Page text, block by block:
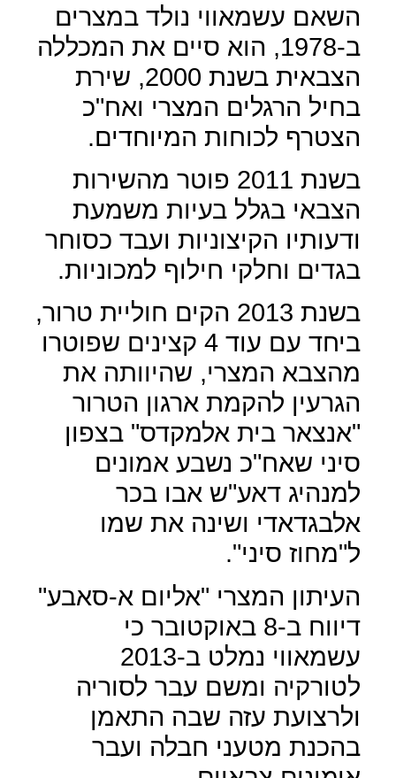
השאם עשמאווי נולד במצרים
ב-1978, הוא סיים את המכללה
הצבאית בשנת 2000, שירת
בחיל הרגלים המצרי ואח"כ
הצטרף לכוחות המיוחדים.
בשנת 2011 פוטר מהשירות
הצבאי בגלל בעיות משמעת
ודעותיו הקיצוניות ועבד כסוחר
בגדים וחלקי חילוף למכוניות.
בשנת 2013 הקים חוליית טרור,
ביחד עם עוד 4 קצינים שפוטרו
מהצבא המצרי, שהיוותה את
הגרעין להקמת ארגון הטרור
"אנצאר בית אלמקדס" בצפון
סיני שאח"כ נשבע אמונים
למנהיג דאע"ש אבו בכר
אלבגדאדי ושינה את שמו
ל"מחוז סיני".
העיתון המצרי "אליום א-סאבע"
דיווח ב-8 באוקטובר כי
עשמאווי נמלט ב-2013
לטורקיה ומשם עבר לסוריה
ולרצועת עזה שבה התאמן
בהכנת מטעני חבלה ועבר